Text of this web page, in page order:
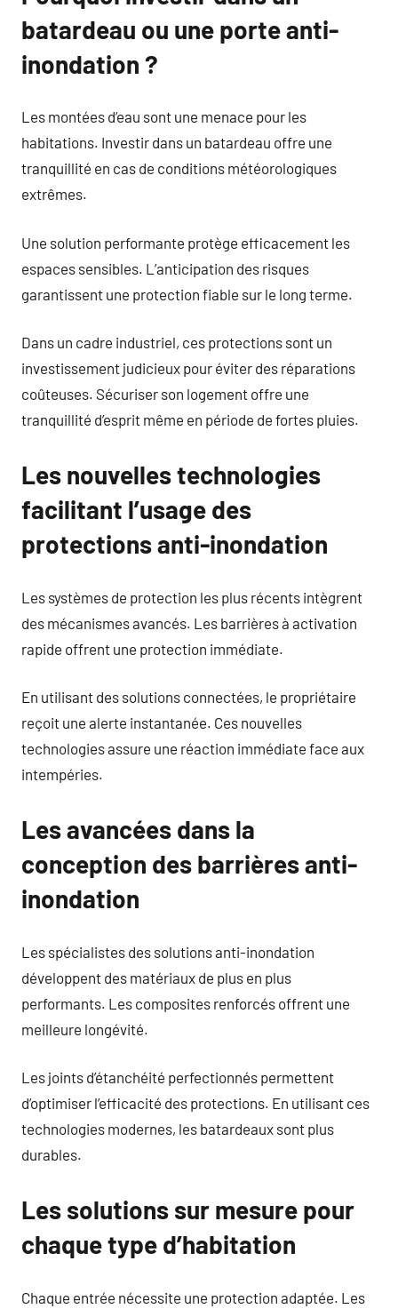
batardeau ou une porte anti-
inondation ?
Les montées d’eau sont une menace pour les
habitations. Investir dans un batardeau offre une
tranquillité en cas de conditions météorologiques
extrêmes.
Une solution performante protège efficacement les
espaces sensibles. L’anticipation des risques
garantissent une protection fiable sur le long terme.
Dans un cadre industriel, ces protections sont un
investissement judicieux pour éviter des réparations
coûteuses. Sécuriser son logement offre une
tranquillité d’esprit même en période de fortes pluies.
Les nouvelles technologies
facilitant l’usage des
protections anti-inondation
Les systèmes de protection les plus récents intègrent
des mécanismes avancés. Les barrières à activation
rapide offrent une protection immédiate.
En utilisant des solutions connectées, le propriétaire
reçoit une alerte instantanée. Ces nouvelles
technologies assure une réaction immédiate face aux
intempéries.
Les avancées dans la
conception des barrières anti-
inondation
Les spécialistes des solutions anti-inondation
développent des matériaux de plus en plus
performants. Les composites renforcés offrent une
meilleure longévité.
Les joints d’étanchéité perfectionnés permettent
d’optimiser l’efficacité des protections. En utilisant ces
technologies modernes, les batardeaux sont plus
durables.
Les solutions sur mesure pour
chaque type d’habitation
Chaque entrée nécessite une protection adaptée. Les